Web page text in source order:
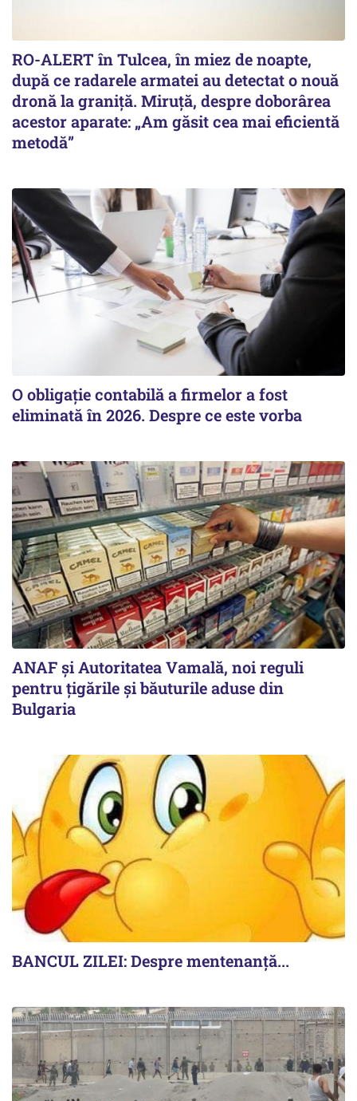
RO-ALERT în Tulcea, în miez de noapte,
după ce radarele armatei au detectat o nouă
dronă la graniță. Miruță, despre doborârea
acestor aparate: „Am găsit cea mai eficientă
metodă”
O obligație contabilă a firmelor a fost
eliminată în 2026. Despre ce este vorba
ANAF și Autoritatea Vamală, noi reguli
pentru țigările și băuturile aduse din
Bulgaria
BANCUL ZILEI: Despre mentenanță...